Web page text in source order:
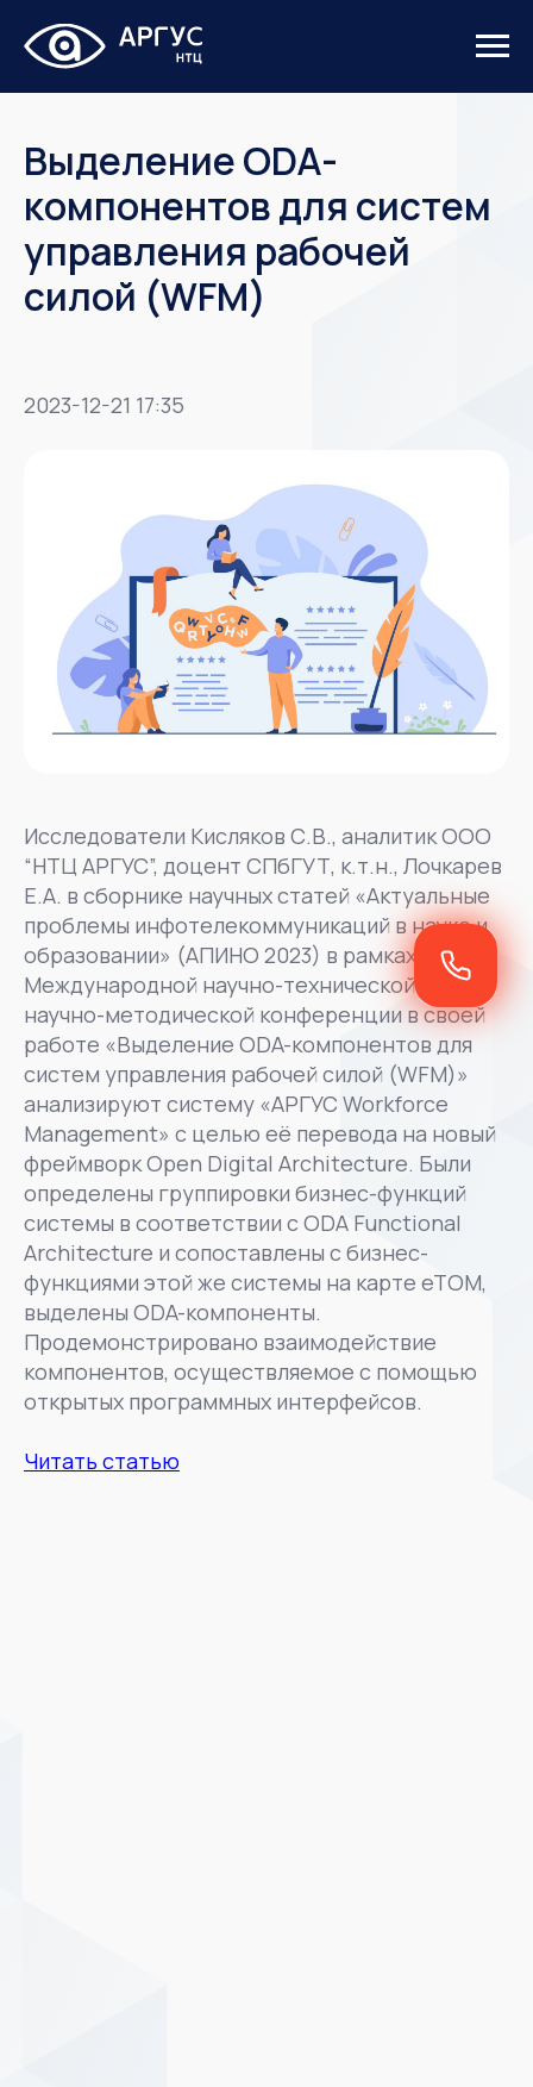
Выделение ODA-
компонентов для систем
управления рабочей
силой (WFM)
2023-12-21 17:35
Исследователи Кисляков С.В., аналитик ООО
“НТЦ АРГУС”, доцент СПбГУТ, к.т.н., Лочкарев
Е.А. в сборнике научных статей «Актуальные
проблемы инфотелекоммуникаций в науке и
образовании» (АПИНО 2023) в рамках XII
Международной научно-технической и
научно-методической конференции в своей
работе «Выделение ODA-компонентов для
систем управления рабочей силой (WFM)»
анализируют систему «АРГУС Workforce
Management» с целью её перевода на новый
фреймворк Open Digital Architecture. Были
определены группировки бизнес-функций
системы в соответствии с ODA Functional
Architecture и сопоставлены с бизнес-
функциями этой же системы на карте eTOM,
выделены ODA-компоненты.
Продемонстрировано взаимодействие
компонентов, осуществляемое с помощью
открытых программных интерфейсов.
Читать статью